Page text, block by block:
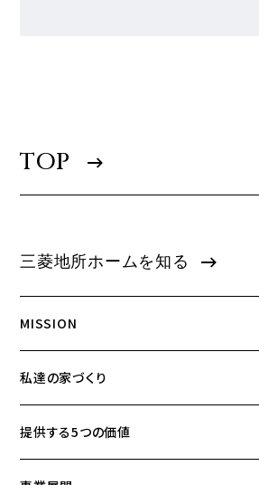
TOP
三菱地所ホームを知る
MISSION
私達の家づくり
提供する5つの価値